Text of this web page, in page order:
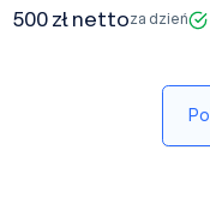
500 zł nettoza dzień